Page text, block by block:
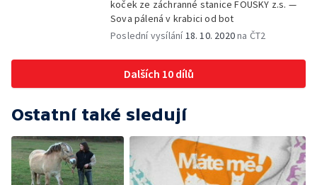
koček ze záchranné stanice FOUSKY z.s. —
Sova pálená v krabici od bot
Poslední vysílání18. 10. 2020na ČT2
Dalších 10 dílů
Ostatní také sledují